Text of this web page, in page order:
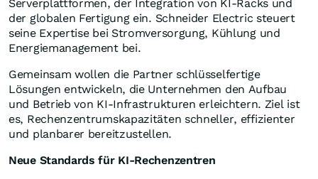
Serverplattformen, der Integration von KI-Racks und
der globalen Fertigung ein. Schneider Electric steuert
seine Expertise bei Stromversorgung, Kühlung und
Energiemanagement bei.
Gemeinsam wollen die Partner schlüsselfertige
Lösungen entwickeln, die Unternehmen den Aufbau
und Betrieb von KI-Infrastrukturen erleichtern. Ziel ist
es, Rechenzentrumskapazitäten schneller, effizienter
und planbarer bereitzustellen.
Neue Standards für KI-Rechenzentren